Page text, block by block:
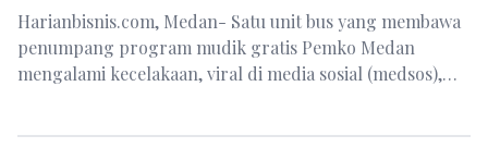
Harianbisnis.com, Medan- Satu unit bus yang membawa
penumpang program mudik gratis Pemko Medan
mengalami kecelakaan, viral di media sosial (medsos),…